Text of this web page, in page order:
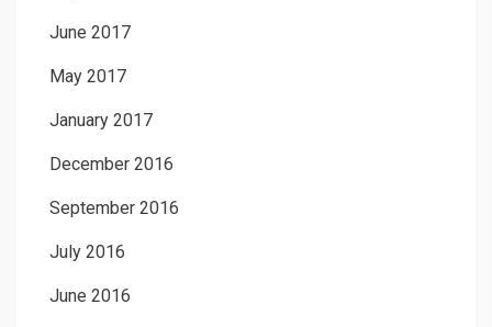
June 2017
May 2017
January 2017
December 2016
September 2016
July 2016
June 2016